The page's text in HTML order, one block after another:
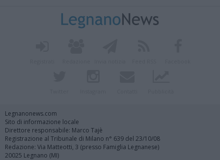
Legnanonews.com
Sito di informazione locale
Direttore responsabile: Marco Tajè
Registrazione al Tribunale di Milano n° 639 del 23/10/08
Redazione: Via Matteotti, 3 (presso Famiglia Legnanese)
20025 Legnano (MI)